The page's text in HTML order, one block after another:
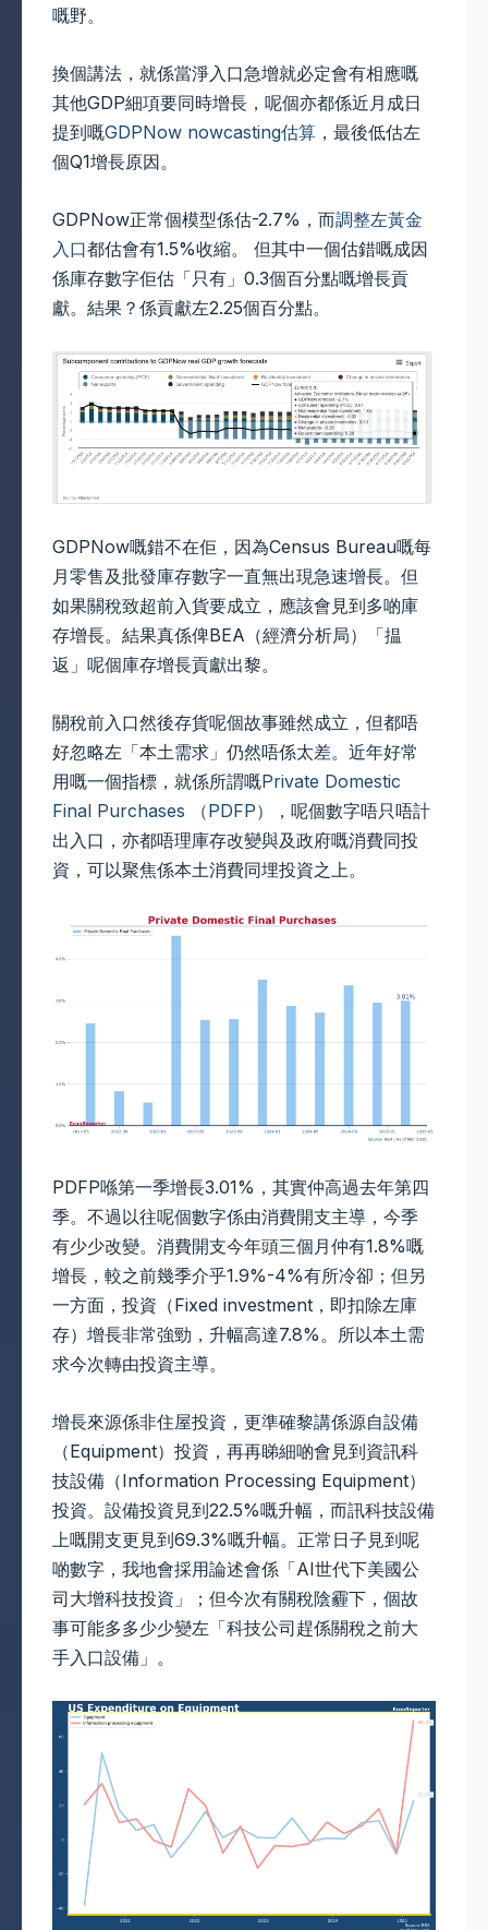
嘅野。
換個講法，就係當淨入口急增就必定會有相應嘅
其他GDP細項要同時增長，呢個亦都係近月成日
提到嘅GDPNow nowcasting估算 ，最後低估左
個Q1增長原因。
GDPNow正常個模型係估-2.7%，而調整左黃金
入口都估會有1.5%收縮。 但其中一個估錯嘅成因
係庫存數字佢估「只有」0.3個百分點嘅增長貢
獻。結果？係貢獻左2.25個百分點。
GDPNow嘅錯不在佢，因為Census Bureau嘅每
月零售及批發庫存數字一直無出現急速增長。但
如果關稅致超前入貨要成立，應該會見到多啲庫
存增長。結果真係俾BEA（經濟分析局）「揾
返」呢個庫存增長貢獻出黎。
關稅前入口然後存貨呢個故事雖然成立，但都唔
好忽略左「本土需求」仍然唔係太差。近年好常
用嘅一個指標，就係所謂嘅Private Domestic
Final Purchases （PDFP）
，呢個數字唔只唔計
出入口，亦都唔理庫存改變與及政府嘅消費同投
資，可以聚焦係本土消費同埋投資之上。
PDFP喺第一季增長3.01%，其實仲高過去年第四
季。不過以往呢個數字係由消費開支主導，今季
有少少改變。消費開支今年頭三個月仲有1.8%嘅
增長，較之前幾季介乎1.9%-4%有所冷卻；但另
一方面，投資（Fixed investment，即扣除左庫
存）增長非常強勁，升幅高達7.8%。所以本土需
求今次轉由投資主導。
增長來源係非住屋投資，更準確黎講係源自設備
（Equipment）投資，再再睇細啲會見到資訊科
技設備（Information Processing Equipment）
投資。設備投資見到22.5%嘅升幅，而訊科技設備
上嘅開支更見到69.3%嘅升幅。正常日子見到呢
啲數字，我地會採用論述會係「AI世代下美國公
司大增科技投資」；但今次有關稅陰霾下，個故
事可能多多少少變左「科技公司趕係關稅之前大
手入口設備」。